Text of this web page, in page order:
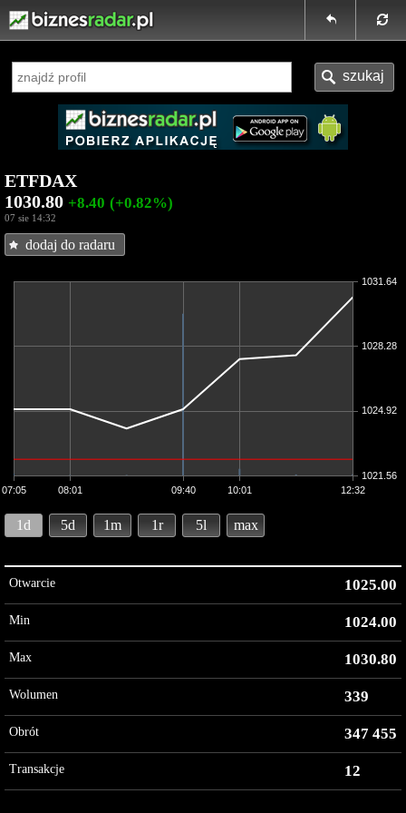
ETFDAX
1030.80 +8.40 (+0.82%)
07 sie 14:32
dodaj do radaru
07:05 08:01 09:40 10:01 12:32
1021.56
1024.92
1028.28
1031.64
1d 5d 1m 1r 5l max
Otwarcie 1025.00
Min 1024.00
Max 1030.80
Wolumen 339
Obrót 347 455
Transakcje 12